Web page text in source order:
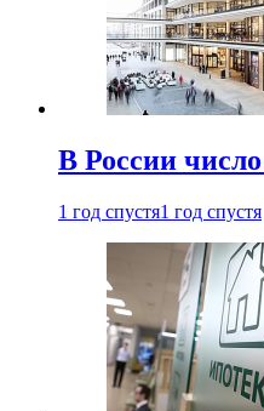
В России
1 год спустя1 год спустя